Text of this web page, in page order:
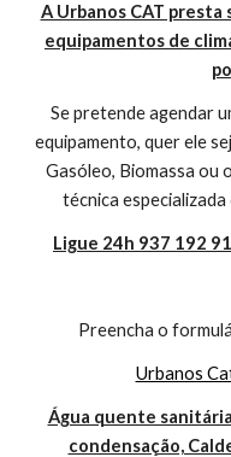
A Urbanos CAT
equipamentos de
Se pretende agendar
equipamento, quer ele
Gasóleo, Biomassa ou
técnica
Ligue 24h 937 192
Preencha o
Urbanos
Água quente
condensação,